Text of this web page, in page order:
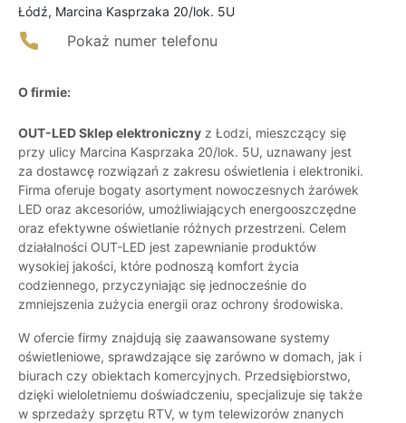
Łódź, Marcina Kasprzaka 20/lok. 5U
Pokaż numer telefonu
O firmie:
OUT-LED Sklep elektroniczny z Łodzi, mieszczący się
przy ulicy Marcina Kasprzaka 20/lok. 5U, uznawany jest
za dostawcę rozwiązań z zakresu oświetlenia i elektroniki.
Firma oferuje bogaty asortyment nowoczesnych żarówek
LED oraz akcesoriów, umożliwiających energooszczędne
oraz efektywne oświetlanie różnych przestrzeni. Celem
działalności OUT-LED jest zapewnianie produktów
wysokiej jakości, które podnoszą komfort życia
codziennego, przyczyniając się jednocześnie do
zmniejszenia zużycia energii oraz ochrony środowiska.
W ofercie firmy znajdują się zaawansowane systemy
oświetleniowe, sprawdzające się zarówno w domach, jak i
biurach czy obiektach komercyjnych. Przedsiębiorstwo,
dzięki wieloletniemu doświadczeniu, specjalizuje się także
w sprzedaży sprzętu RTV, w tym telewizorów znanych